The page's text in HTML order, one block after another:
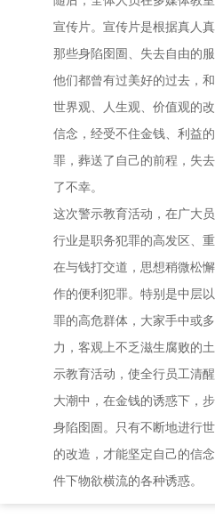
宣传片。宣传片是根据真人
那些身陷囹圄、失去自由的
他们都曾有过美好的过去，
世界观、人生观、价值观的
信念，经受不住金钱、利益
罪，葬送了自己的前程，失
了不幸。
这次警示教育活动，在广大
行业是职务犯罪的高发区、
在与钱打交道，思想稍微松
作的便利犯罪。特别是中层
罪的高危群体，大家手中或
力，客观上不乏滋生腐败的
示教育活动，使全行员工清
大潮中，在金钱的诱惑下，
身陷囹圄。只有不断地进行
的改造，才能坚定自己的信
件下物欲横流的各种诱惑。